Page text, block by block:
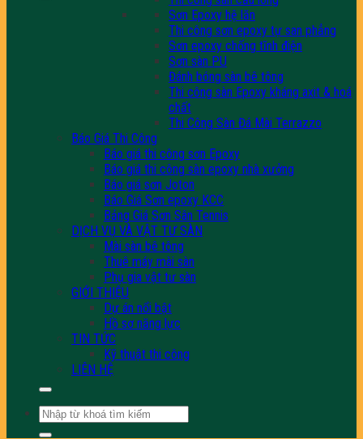
Sơn Epoxy hệ lăn
Thi công sơn epoxy tự san phẳng
Sơn epoxy chống tĩnh điện
Sơn sàn PU
Đánh bóng sàn bê tông
Thi công sàn Epoxy kháng axit & hoá
chất
Thi Công Sàn Đá Mài Terrazzo
Báo Giá Thi Công
Báo giá thi công sơn Epoxy
Báo giá thi công sàn epoxy nhà xưởng
Báo giá sơn Joton
Báo Giá Sơn epoxy KCC
Bảng Giá Sơn Sân Tennis
DỊCH VỤ VÀ VẬT TƯ SÀN
Mài sàn bê tông
Thuê máy mài sàn
Phụ gia vật tư sàn
GIỚI THIỆU
Dự án nổi bật
Hồ sơ năng lực
TIN TỨC
Kỹ thuật thi công
LIÊN HỆ
Tìm
kiếm: